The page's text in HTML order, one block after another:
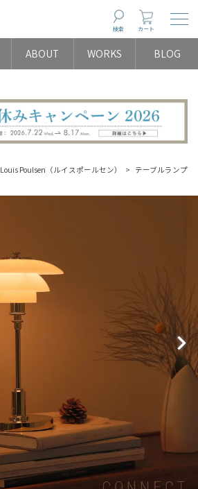
検索 カート
ABOUT WORKS BLOG
Louis Poulsen（ルイスポールセン） テーブルランプ